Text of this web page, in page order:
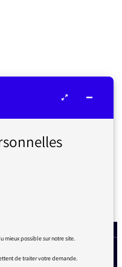
mieux possible sur notre site.
de traiter votre demande.